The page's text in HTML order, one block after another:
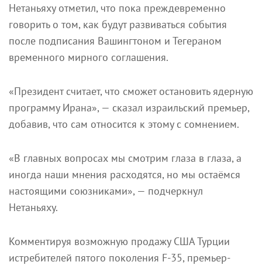
Нетаньяху отметил, что пока преждевременно
говорить о том, как будут развиваться события
после подписания Вашингтоном и Тегераном
временного мирного соглашения.
«Президент считает, что сможет остановить ядерную
программу Ирана», — сказал израильский премьер,
добавив, что сам относится к этому с сомнением.
«В главных вопросах мы смотрим глаза в глаза, а
иногда наши мнения расходятся, но мы остаёмся
настоящими союзниками», — подчеркнул
Нетаньяху.
Комментируя возможную продажу США Турции
истребителей пятого поколения F-35, премьер-